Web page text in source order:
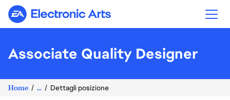
Electronic Arts
Associate Quality Designer
Home ... Dettagli posizione